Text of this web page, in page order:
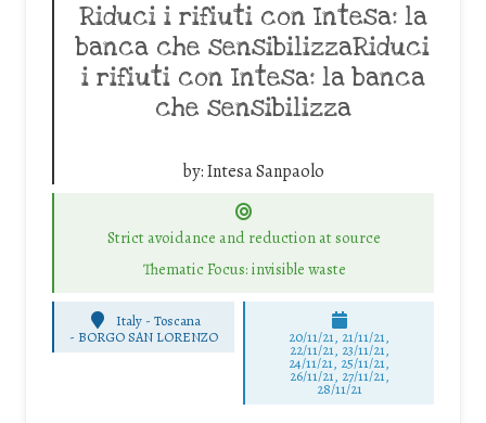
Riduci i rifiuti con Intesa: la
banca che sensibilizzaRiduci
i rifiuti con Intesa: la banca
che sensibilizza
by:Intesa Sanpaolo
Strict avoidance and reduction at source
Thematic Focus: invisible waste
Italy - Toscana
- BORGO SAN LORENZO 20/11/21, 21/11/21,
22/11/21, 23/11/21,
24/11/21, 25/11/21,
26/11/21, 27/11/21,
28/11/21